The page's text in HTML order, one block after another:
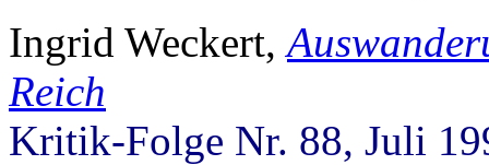
Ingrid Weckert,
Reich
Kritik-Folge Nr. 88, Juli